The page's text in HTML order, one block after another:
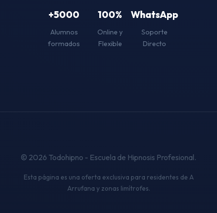
+5000
Alumnos
formados
100%
Online y
Flexible
WhatsApp
Soporte
Directo
© 2026 Todohipno - Escuela de Hipnosis Profesional.
Esta página es una oferta exclusiva para residentes de A
Arrufana y zonas limítrofes.